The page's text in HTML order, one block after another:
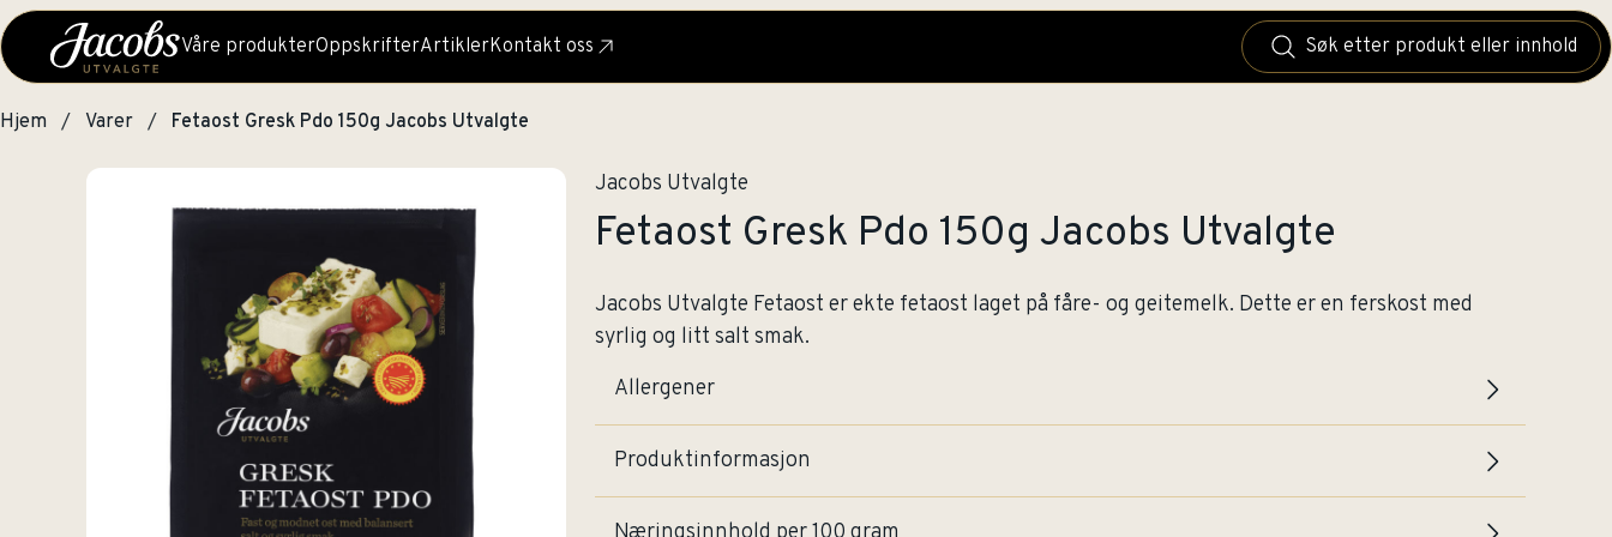
Våre produkterOppskrifterArtiklerKontakt oss
Hjem Varer Fetaost Gresk Pdo 150g Jacobs Utvalgte
Jacobs Utvalgte
Fetaost Gresk Pdo 150g Jacobs Utvalgte
Jacobs Utvalgte Fetaost er ekte fetaost laget på fåre- og geitemelk. Dette er en ferskost med
syrlig og litt salt smak.
Allergener
Produktinformasjon